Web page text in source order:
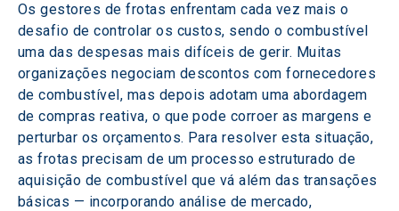
Os gestores de frotas enfrentam cada vez mais o
desafio de controlar os custos, sendo o combustível
uma das despesas mais difíceis de gerir. Muitas
organizações negociam descontos com fornecedores
de combustível, mas depois adotam uma abordagem
de compras reativa, o que pode corroer as margens e
perturbar os orçamentos. Para resolver esta situação,
as frotas precisam de um processo estruturado de
aquisição de combustível que vá além das transações
básicas — incorporando análise de mercado,